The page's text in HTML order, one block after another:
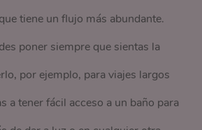
tiene un flujo más abundante.
poner siempre que sientas la
por ejemplo, para viajes largos
a tener fácil acceso a un baño para